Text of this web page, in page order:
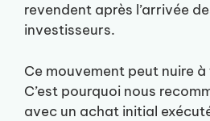
revendent après l’arrivée
investisseurs.
Ce mouvement peut nuire
C’est pourquoi nous
avec un achat initial